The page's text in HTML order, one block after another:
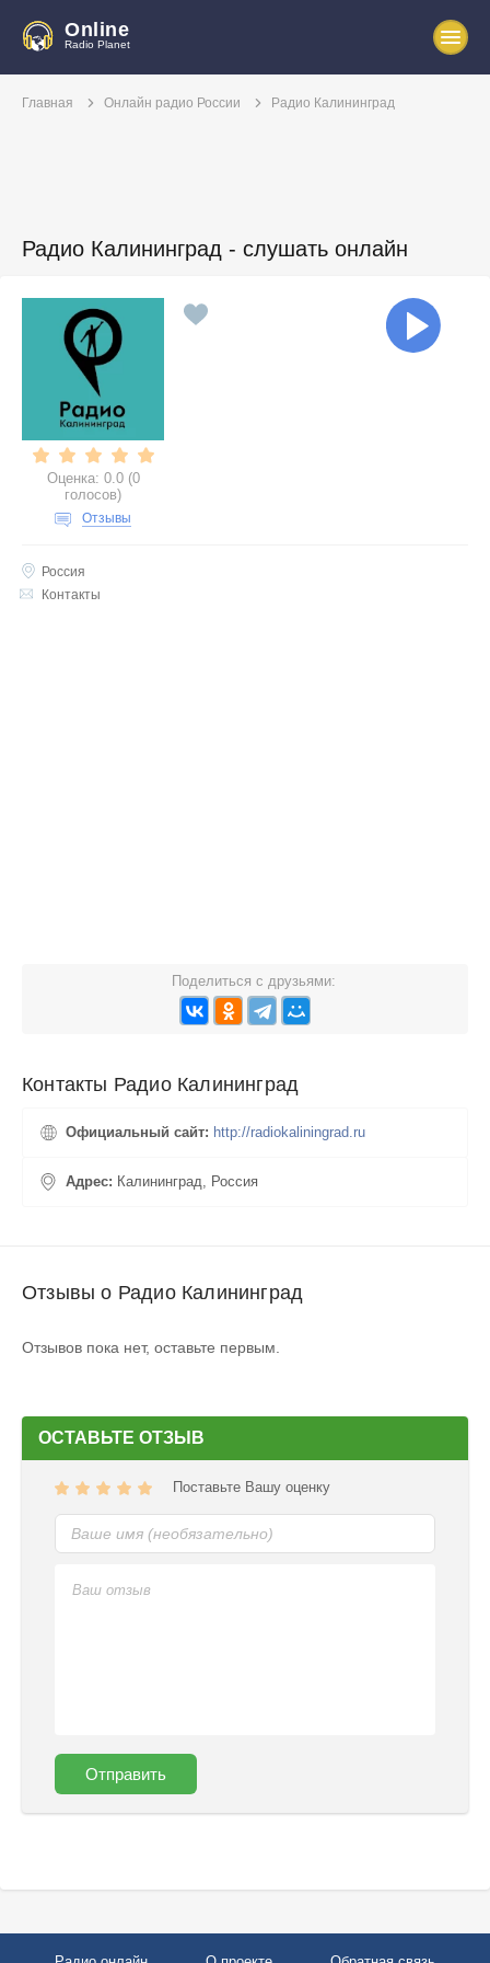
Online
Radio Planet
Главная Онлайн радио России Радио Калининград
Радио Калининград - слушать онлайн
Оценка: 0.0 (0
голосов)
Отзывы
Россия
Контакты
Поделиться с друзьями:
Контакты Радио Калининград
Официальный сайт: http://radiokaliningrad.ru
Адрес: Калининград, Россия
Отзывы о Радио Калининград
Отзывов пока нет, оставьте первым.
ОСТАВЬТЕ ОТЗЫВ
Поставьте Вашу оценку
Отправить